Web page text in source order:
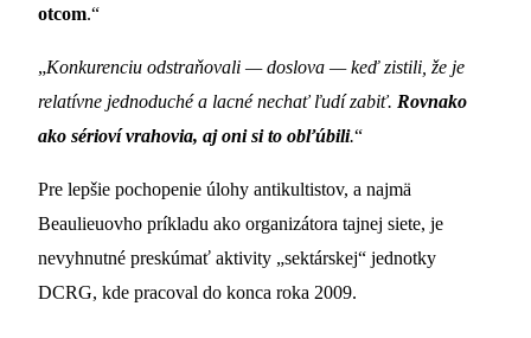
otcom.“
„Konkurenciu odstraňovali — doslova — keď zistili, že je
relatívne jednoduché a lacné nechať ľudí zabiť. Rovnako
ako sérioví vrahovia, aj oni si to obľúbili.“
Pre lepšie pochopenie úlohy antikultistov, a najmä
Beaulieuovho príkladu ako organizátora tajnej siete, je
nevyhnutné preskúmať aktivity „sektárskej“ jednotky
DCRG, kde pracoval do konca roka 2009.